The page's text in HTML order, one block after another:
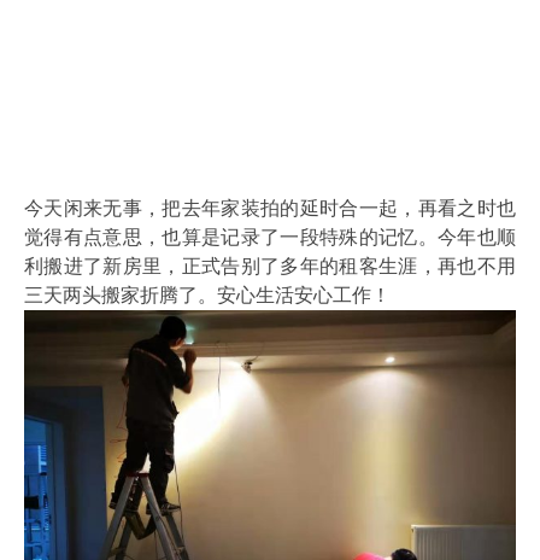
今天闲来无事，把去年家装拍的延时合一起，再看之时也
觉得有点意思，也算是记录了一段特殊的记忆。今年也顺
利搬进了新房里，正式告别了多年的租客生涯，再也不用
三天两头搬家折腾了。安心生活安心工作！